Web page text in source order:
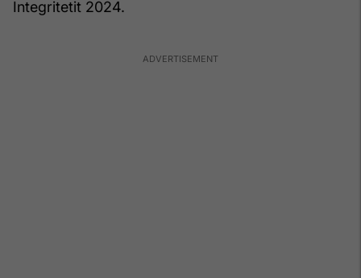
Integritetit 2024.